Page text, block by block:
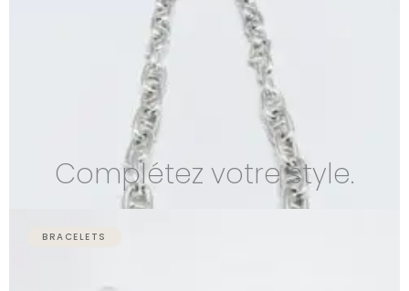
139,00 €
159,00 €
Complétez votre style.
BRACELETS